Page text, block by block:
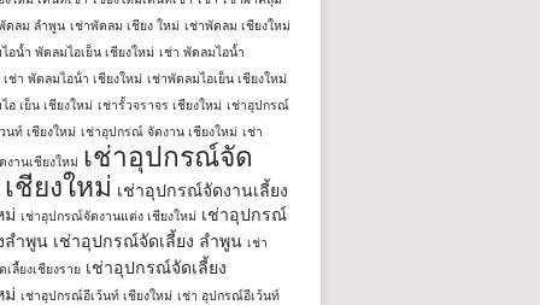
ดลม ลำพูน เช่าพัดลม เชียง ใหม่ เช่าพัดลม เชียงใหม่
อน้ำ พัดลมไอเย็น เชียงใหม่ เช่า พัดลมไอน้ำ
เช่า พัดลมไอน้ํา เชียงใหม่ เช่าพัดลมไอเย็น เชียงใหม่
อ เย็น เชียงใหม่ เช่ารั้วจราจร เชียงใหม่ เช่าอุปกรณ์
นท์ เชียงใหม่ เช่าอุปกรณ์ จัดงาน เชียงใหม่ เช่า
านเชียงใหม่ เช่าอุปกรณ์จัด
ชียงใหม่ เช่าอุปกรณ์จัดงานเลี้ยง
ม่ เช่าอุปกรณ์จัดงานแต่ง เชียงใหม่ เช่าอุปกรณ์
ลําพูน เช่าอุปกรณ์จัดเลี้ยง ลําพูน เช่า
ลี้ยงเชียงราย เช่าอุปกรณ์จัดเลี้ยง
ม่ เช่าอุปกรณ์อีเว้นท์ เชียงใหม่ เช่า อุปกรณ์อีเว้นท์